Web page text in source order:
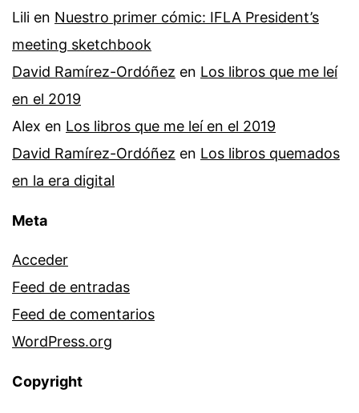
Lili en Nuestro primer cómic: IFLA President’s
meeting sketchbook
David Ramírez-Ordóñez en Los libros que me leí
en el 2019
Alex en Los libros que me leí en el 2019
David Ramírez-Ordóñez en Los libros quemados
en la era digital
Meta
Acceder
Feed de entradas
Feed de comentarios
WordPress.org
Copyright